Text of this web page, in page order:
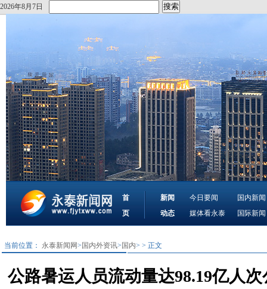
2026年8月7日
首
页
新闻
动态
今日要闻
媒体看永泰
国内新闻
国际新闻
当前位置： 永泰新闻网> 国内外资讯> 国内> > 正文
公路暑运人员流动量达98.19亿人